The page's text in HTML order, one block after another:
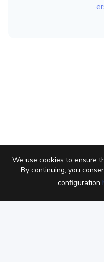
We use cookies to ensure
By continuing, you
configuration